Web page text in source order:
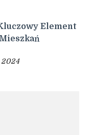
Element